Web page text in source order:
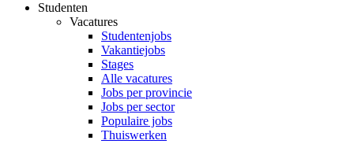
Studenten
Vacatures
Studentenjobs
Vakantiejobs
Stages
Alle vacatures
Jobs per provincie
Jobs per sector
Populaire jobs
Thuiswerken